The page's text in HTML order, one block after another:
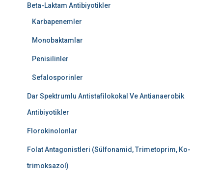
Beta-Laktam Antibiyotikler
Karbapenemler
Monobaktamlar
Penisilinler
Sefalosporinler
Dar Spektrumlu Antistafilokokal Ve Antianaerobik
Antibiyotikler
Florokinolonlar
Folat Antagonistleri (Sülfonamid, Trimetoprim, Ko-
trimoksazol)